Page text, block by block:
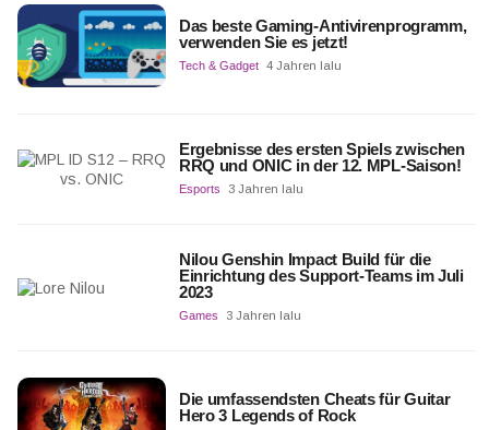
Das beste Gaming-Antivirenprogramm,
verwenden Sie es jetzt!
Tech & Gadget 4 Jahren lalu
Ergebnisse des ersten Spiels zwischen
RRQ und ONIC in der 12. MPL-Saison!
Esports 3 Jahren lalu
Nilou Genshin Impact Build für die
Einrichtung des Support-Teams im Juli
2023
Games 3 Jahren lalu
Die umfassendsten Cheats für Guitar
Hero 3 Legends of Rock